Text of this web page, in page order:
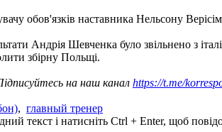
обов'язків наставника Нельсону
Андрія Шевченка було звільнено з
збірну Польщі.
на наш канал https://t.me/
, главный тренер
текст і натисніть Ctrl + Enter, щоб